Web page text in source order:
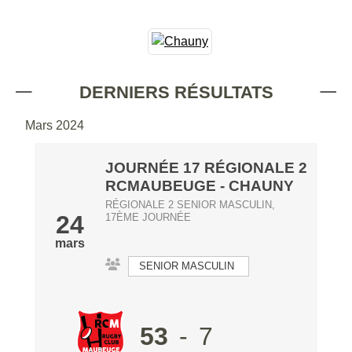
DERNIERS RÉSULTATS
Mars 2024
24
mars
JOURNÉE 17 RÉGIONALE 2
RCMAUBEUGE - CHAUNY
RÉGIONALE 2 SENIOR MASCULIN,
17ÈME JOURNÉE
SENIOR MASCULIN
53 - 7